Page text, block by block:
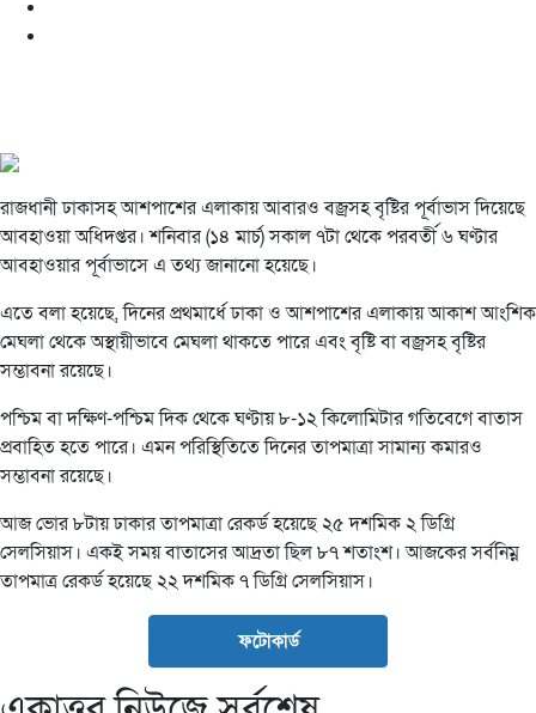
রাজধানী ঢাকাসহ আশপাশের এলাকায় আবারও বজ্রসহ বৃষ্টির পূর্বাভাস দিয়েছে
আবহাওয়া অধিদপ্তর। শনিবার (১৪ মার্চ) সকাল ৭টা থেকে পরবর্তী ৬ ঘণ্টার
আবহাওয়ার পূর্বাভাসে এ তথ্য জানানো হয়েছে।
এতে বলা হয়েছে, দিনের প্রথমার্ধে ঢাকা ও আশপাশের এলাকায় আকাশ আংশিক
মেঘলা থেকে অস্থায়ীভাবে মেঘলা থাকতে পারে এবং বৃষ্টি বা বজ্রসহ বৃষ্টির
সম্ভাবনা রয়েছে।
পশ্চিম বা দক্ষিণ-পশ্চিম দিক থেকে ঘণ্টায় ৮-১২ কিলোমিটার গতিবেগে বাতাস
প্রবাহিত হতে পারে। এমন পরিস্থিতিতে দিনের তাপমাত্রা সামান্য কমারও
সম্ভাবনা রয়েছে।
আজ ভোর ৮টায় ঢাকার তাপমাত্রা রেকর্ড হয়েছে ২৫ দশমিক ২ ডিগ্রি
সেলসিয়াস। একই সময় বাতাসের আদ্রতা ছিল ৮৭ শতাংশ। আজকের সর্বনিম্ন
তাপমাত্র রেকর্ড হয়েছে ২২ দশমিক ৭ ডিগ্রি সেলসিয়াস।
ফটোকার্ড